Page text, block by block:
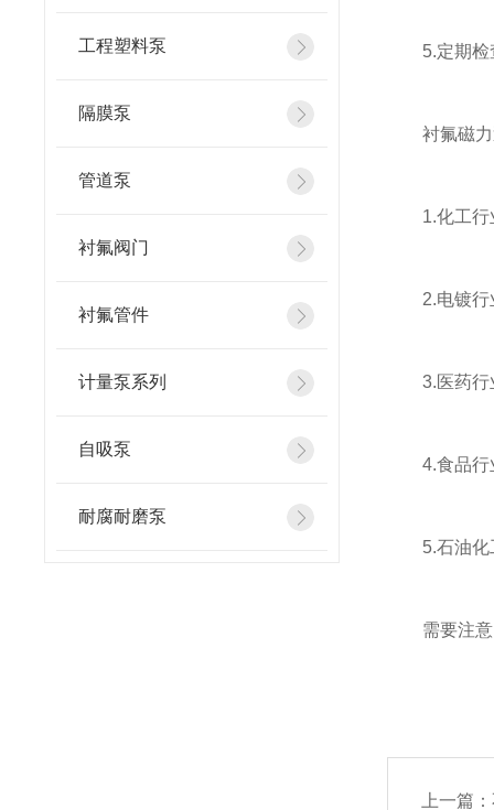
工程塑料泵
隔膜泵
管道泵
衬氟阀门
衬氟管件
计量泵系列
自吸泵
耐腐耐磨泵
5.定期检查
衬氟磁力
1.化工行业
2.电镀行业
3.医药行业
4.食品行业
5.石油化工
需要注意的
上一篇：